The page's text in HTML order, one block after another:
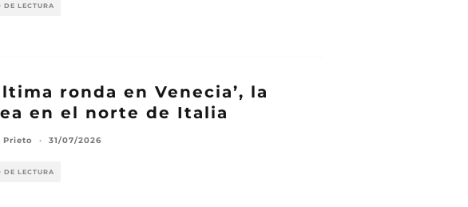
DE LECTURA
ronda en Venecia’, la
en el norte de Italia
Prieto · 31/07/2026
DE LECTURA